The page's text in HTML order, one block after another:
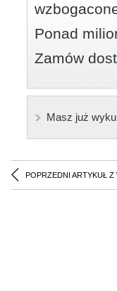
Ponad
Zamów
Masz już
POPRZEDNI ARTYKUŁ Z